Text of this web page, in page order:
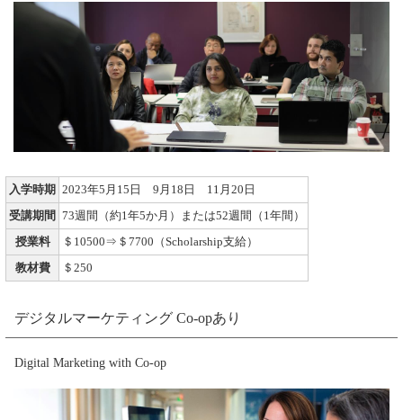
入学時期 2023年5月15日 9月18日 11月20日
受講期間 73週間（約1年5か月）または52週間（1年間）
授業料 ＄10500⇒＄7700（Scholarship支給）
教材費 ＄250
デジタルマーケティング Co-opあり
Digital Marketing with Co-op